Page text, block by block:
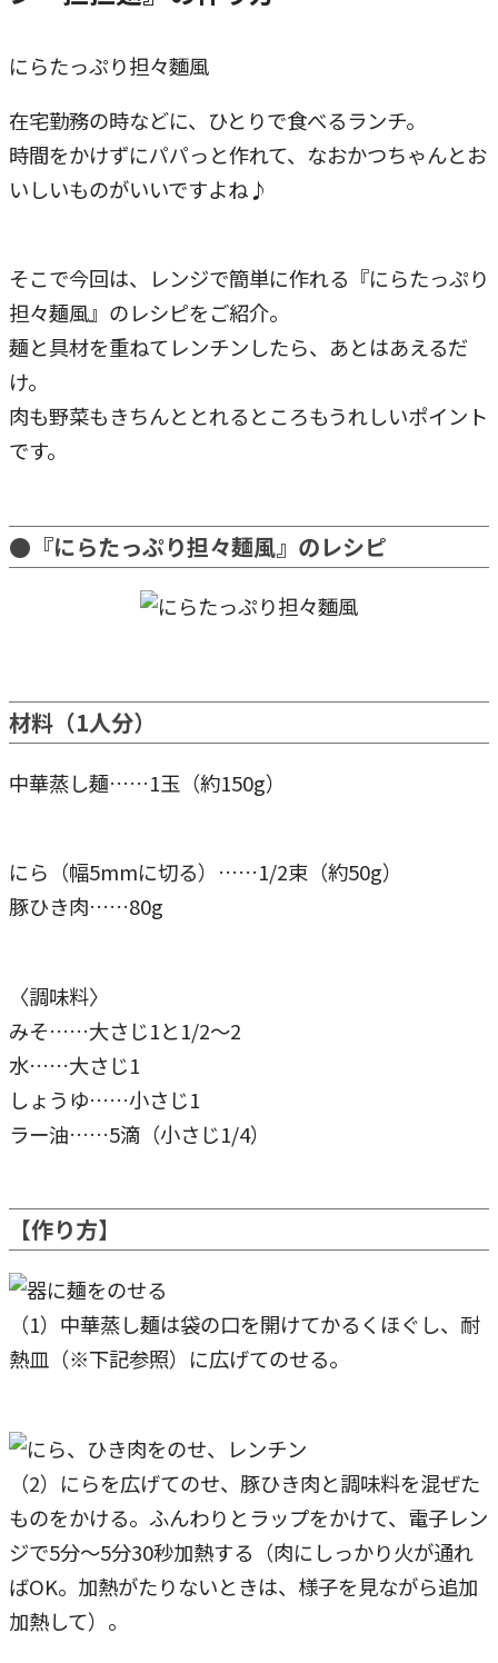
にらたっぷり担々麵風
在宅勤務の時などに、ひとりで食べるランチ。
時間をかけずにパパっと作れて、なおかつちゃんとお
いしいものがいいですよね♪
そこで今回は、レンジで簡単に作れる『にらたっぷり
担々麺風』のレシピをご紹介。
麺と具材を重ねてレンチンしたら、あとはあえるだ
け。
肉も野菜もきちんととれるところもうれしいポイント
です。
●『にらたっぷり担々麺風』のレシピ
材料（1人分）
中華蒸し麺……1玉（約150g）
にら（幅5mmに切る）……1/2束（約50g）
豚ひき肉……80g
〈調味料〉
みそ……大さじ1と1/2～2
水……大さじ1
しょうゆ……小さじ1
ラー油……5滴（小さじ1/4）
【作り方】
（1）中華蒸し麺は袋の口を開けてかるくほぐし、耐
熱皿（※下記参照）に広げてのせる。
（2）にらを広げてのせ、豚ひき肉と調味料を混ぜた
ものをかける。ふんわりとラップをかけて、電子レン
ジで5分～5分30秒加熱する（肉にしっかり火が通れ
ばOK。加熱がたりないときは、様子を見ながら追加
加熱して）。